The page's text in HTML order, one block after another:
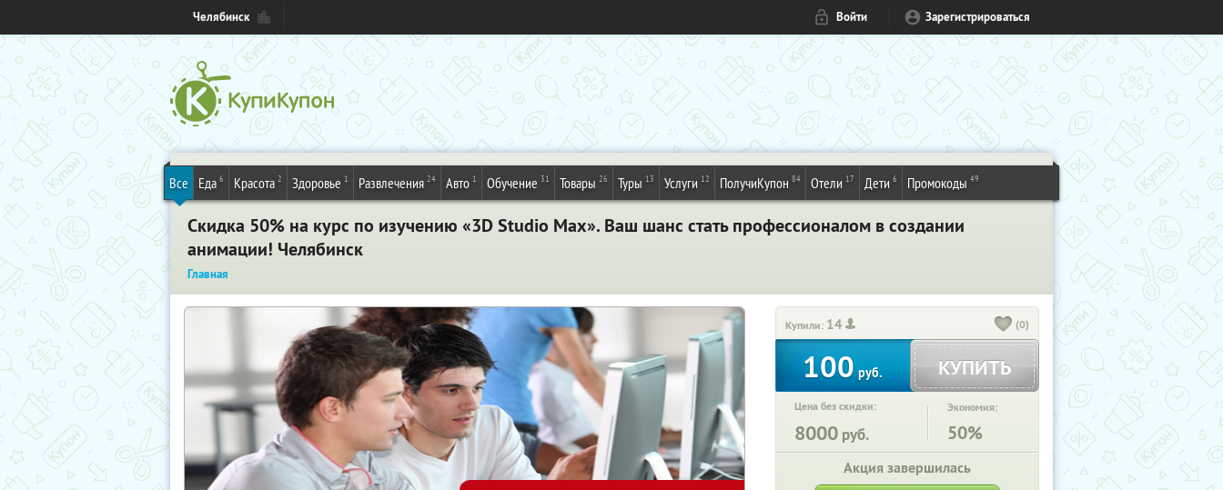
Челябинск Войти Зарегистрироваться
Все Еда 6 Красота 2 Здоровье 1 Развлечения 24 Авто 1 Обучение 31 Товары 26 Туры 13 Услуги 12 ПолучиКупон 84 Отели 17 Дети 6 Промокоды 49
Скидка 50% на курс по изучению «3D Studio Max». Ваш шанс стать профессионалом в создании
анимации! Челябинск
Главная
Купили: 14 (0)
100 руб. КУПИТЬ
Цена без скидки:
8000 руб.
Экономия:
50%
Акция завершилась